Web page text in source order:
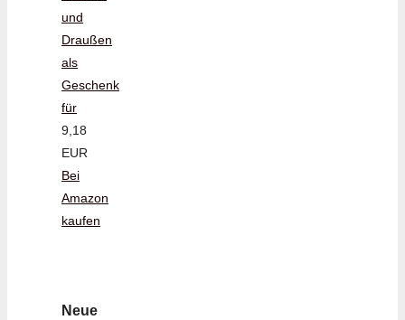
und
Draußen
als
Geschenk
für
9,18
EUR
Bei
Amazon
kaufen
Neue